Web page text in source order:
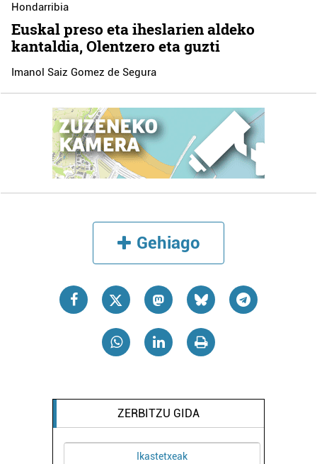
Hondarribia
Euskal preso eta iheslarien aldeko
kantaldia, Olentzero eta guzti
Imanol Saiz Gomez de Segura
Gehiago
ZERBITZU GIDA
Ikastetxeak